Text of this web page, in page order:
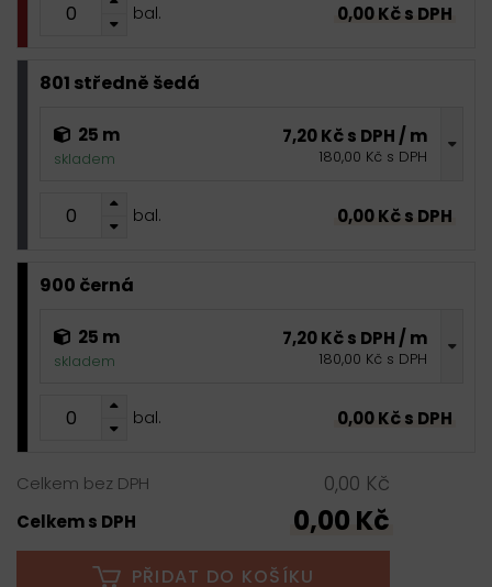
bal. 0,00 Kč s DPH
801 středně šedá
25 m
skladem
7,20 Kč s DPH / m
180,00 Kč s DPH
bal. 0,00 Kč s DPH
900 černá
25 m
skladem
7,20 Kč s DPH / m
180,00 Kč s DPH
bal. 0,00 Kč s DPH
Celkem bez DPH 0,00 Kč
Celkem s DPH 0,00 Kč
PŘIDAT DO KOŠÍKU